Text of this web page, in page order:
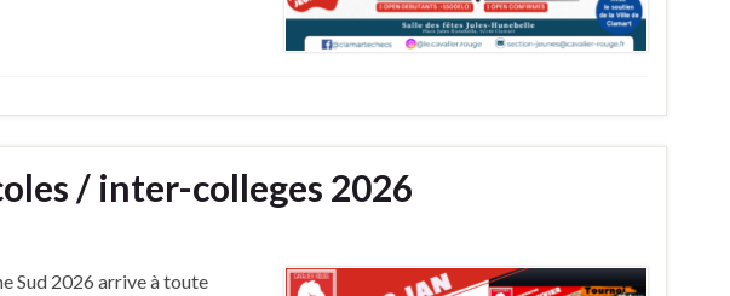
/ inter-colleges 2026
Sud 2026 arrive à toute